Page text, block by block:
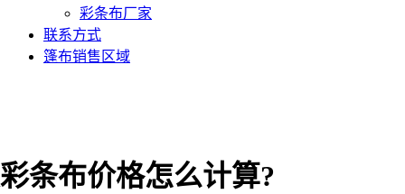
彩条布厂家
联系方式
篷布销售区域
条布价格怎么计算?